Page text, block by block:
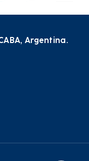
Argentina.